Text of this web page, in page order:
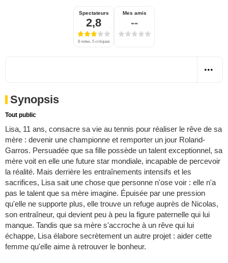
Spectateurs
2,8
8 notes, 5 critiques
Mes amis
--
Synopsis
Tout public
Lisa, 11 ans, consacre sa vie au tennis pour réaliser le rêve de sa
mère : devenir une championne et remporter un jour Roland-
Garros. Persuadée que sa fille possède un talent exceptionnel, sa
mère voit en elle une future star mondiale, incapable de percevoir
la réalité. Mais derrière les entraînements intensifs et les
sacrifices, Lisa sait une chose que personne n'ose voir : elle n'a
pas le talent que sa mère imagine. Épuisée par une pression
qu'elle ne supporte plus, elle trouve un refuge auprès de Nicolas,
son entraîneur, qui devient peu à peu la figure paternelle qui lui
manque. Tandis que sa mère s'accroche à un rêve qui lui
échappe, Lisa élabore secrètement un autre projet : aider cette
femme qu'elle aime à retrouver le bonheur.